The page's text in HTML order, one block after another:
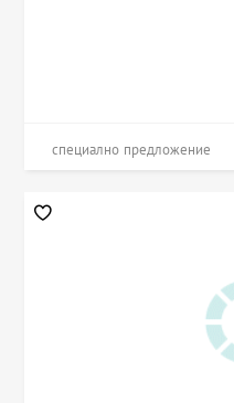
специално предложение